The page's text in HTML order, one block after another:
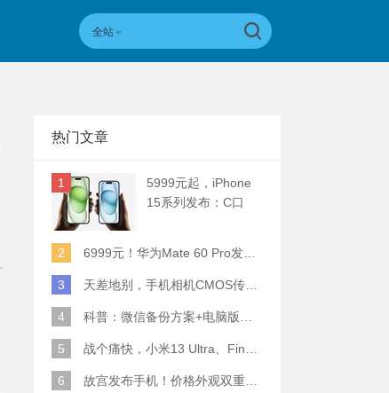
全站
热门文章
1
5999元起，iPhone
15系列发布：C口
2
6999元！华为Mate 60 Pro发布：麒麟9000S+卫星通话 (附初步跑分)
3 天差地别，手机相机CMOS传感器实际面积对比
4 科普：微信备份方案+电脑版丢失数据恢复指南
5 战个痛快，小米13 Ultra、Find X6 Pro、vivo X90 Pro+、小米12SU拍照横评
6 故宫发布手机！价格外观双重逆天！